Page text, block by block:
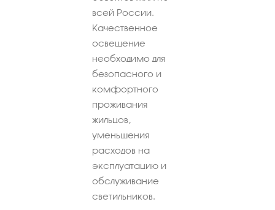
всей России.
Качественное
освещение
необходимо для
безопасного и
комфортного
проживания
жильцов,
уменьшения
расходов на
эксплуатацию и
обслуживание
светильников.